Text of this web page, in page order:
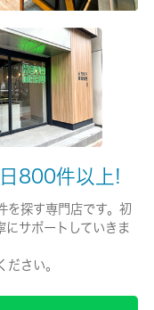
連帯保証人無：契約時
800件以上!
を探す専門店です。初
にサポートしていきま
さい。